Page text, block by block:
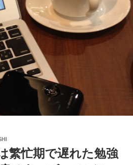
繁忙期で遅れた勉強